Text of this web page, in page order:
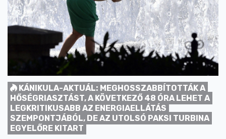
KÁNIKULA-AKTUÁL: MEGHOSSZABBÍTOTTÁK A
HŐSÉGRIASZTÁST, A KÖVETKEZŐ 48 ÓRA LEHET A
LEGKRITIKUSABB AZ ENERGIAELLÁTÁS
SZEMPONTJÁBÓL, DE AZ UTOLSÓ PAKSI TURBINA
EGYELŐRE KITART